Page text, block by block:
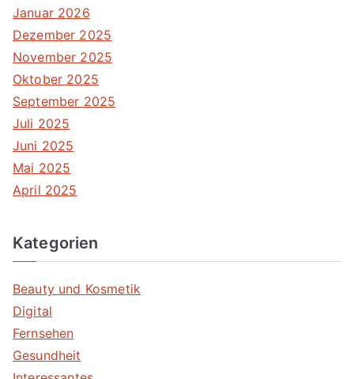
Januar 2026
Dezember 2025
November 2025
Oktober 2025
September 2025
Juli 2025
Juni 2025
Mai 2025
April 2025
Kategorien
Beauty und Kosmetik
Digital
Fernsehen
Gesundheit